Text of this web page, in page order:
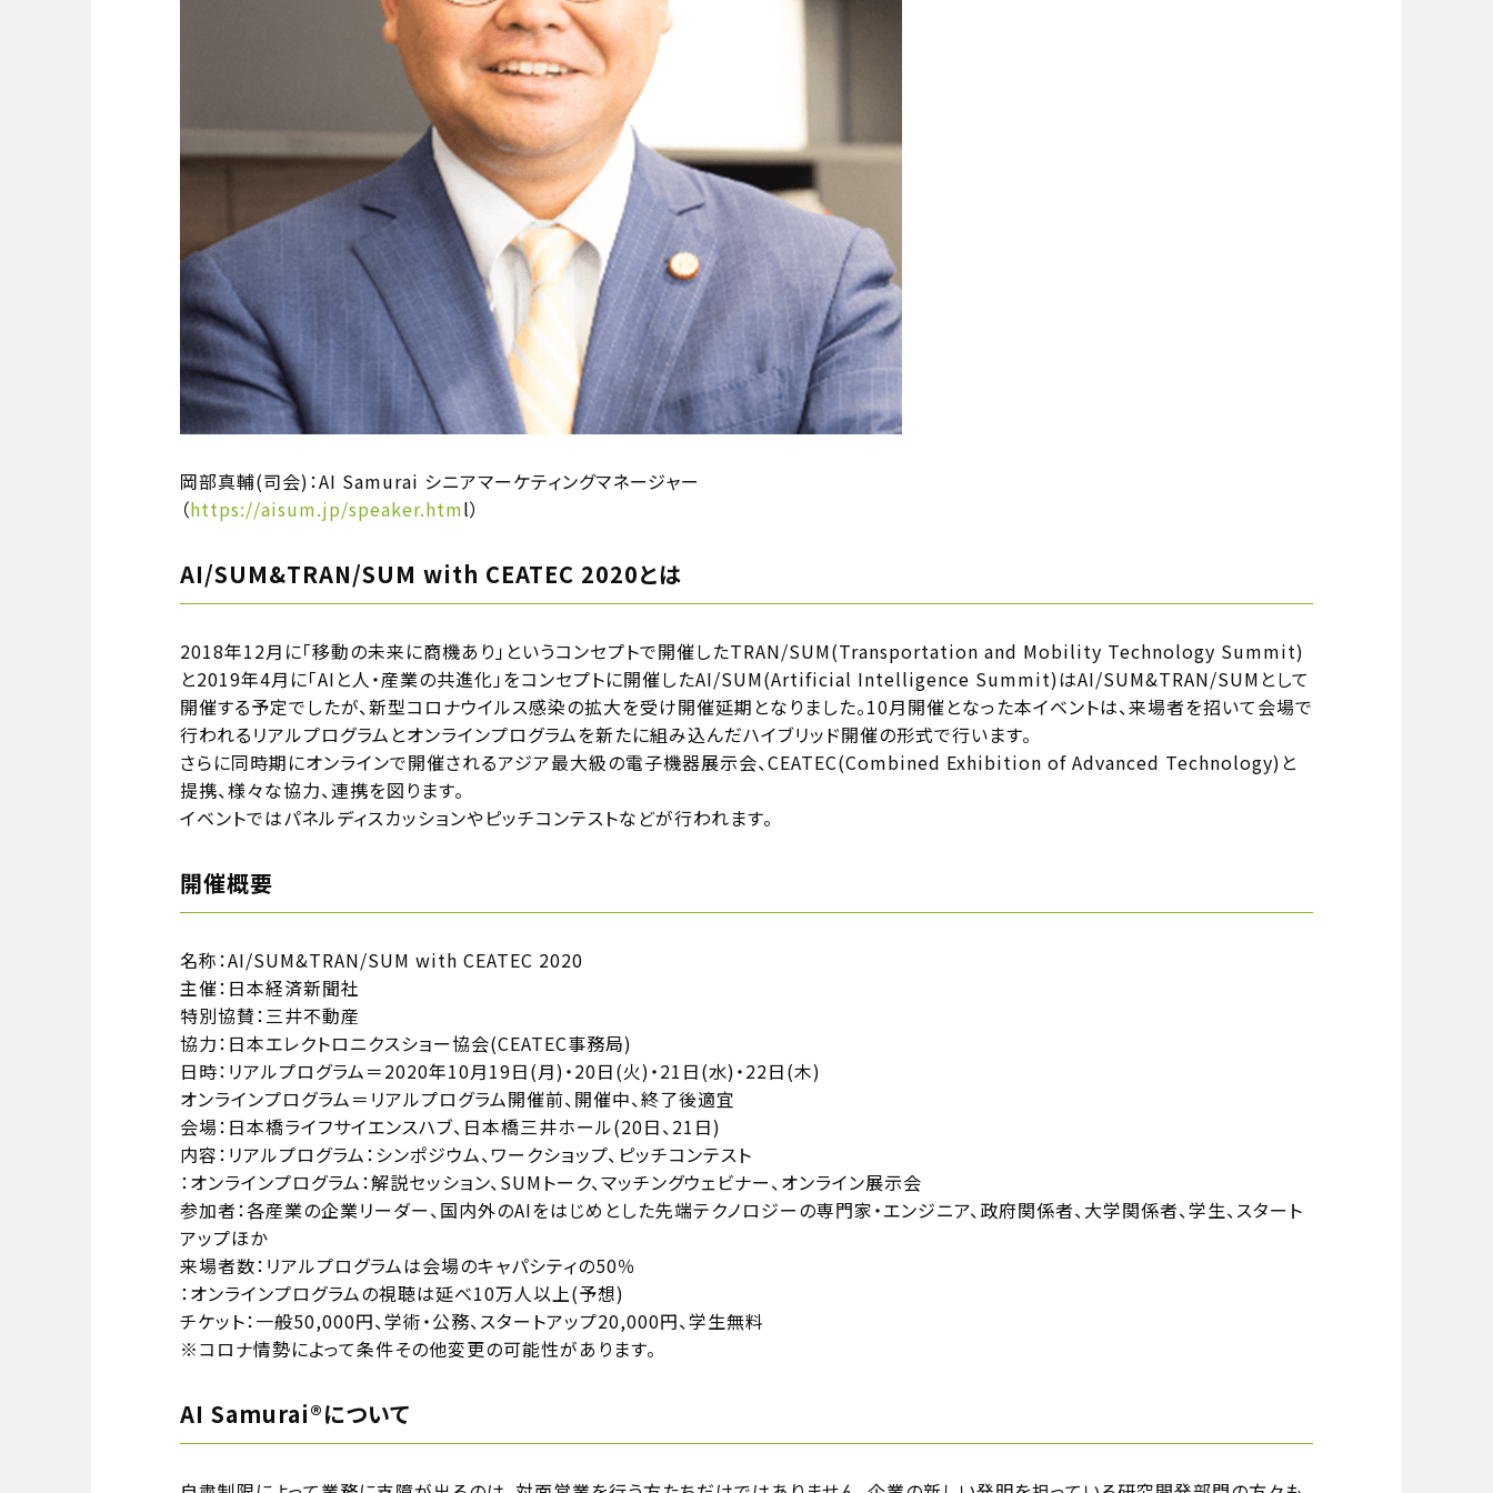
岡部真輔(司会)：AI Samurai シニアマーケティングマネージャー
（https://aisum.jp/speaker.html）
AI/SUM&TRAN/SUM with CEATEC 2020とは
2018年12月に「移動の未来に商機あり」というコンセプトで開催したTRAN/SUM(Transportation and Mobility Technology Summit)
と2019年4月に「AIと人・産業の共進化」をコンセプトに開催したAI/SUM(Artificial Intelligence Summit)はAI/SUM&TRAN/SUMとして
開催する予定でしたが、新型コロナウイルス感染の拡大を受け開催延期となりました。10月開催となった本イベントは、来場者を招いて会場で
行われるリアルプログラムとオンラインプログラムを新たに組み込んだハイブリッド開催の形式で行います。
さらに同時期にオンラインで開催されるアジア最大級の電子機器展示会、CEATEC(Combined Exhibition of Advanced Technology)と
提携、様々な協力、連携を図ります。
イベントではパネルディスカッションやピッチコンテストなどが行われます。
開催概要
名称：AI/SUM&TRAN/SUM with CEATEC 2020
主催：日本経済新聞社
特別協賛：三井不動産
協力：日本エレクトロニクスショー協会(CEATEC事務局)
日時：リアルプログラム＝2020年10月19日(月)・20日(火)・21日(水)・22日(木)
オンラインプログラム＝リアルプログラム開催前、開催中、終了後適宜
会場：日本橋ライフサイエンスハブ、日本橋三井ホール(20日、21日)
内容：リアルプログラム：シンポジウム、ワークショップ、ピッチコンテスト
：オンラインプログラム：解説セッション、SUMトーク、マッチングウェビナー、オンライン展示会
参加者：各産業の企業リーダー、国内外のAIをはじめとした先端テクノロジーの専門家・エンジニア、政府関係者、大学関係者、学生、スタート
アップほか
来場者数：リアルプログラムは会場のキャパシティの50％
：オンラインプログラムの視聴は延べ10万人以上(予想)
チケット：一般50,000円、学術・公務、スタートアップ20,000円、学生無料
※コロナ情勢によって条件その他変更の可能性があります。
AI Samurai®について